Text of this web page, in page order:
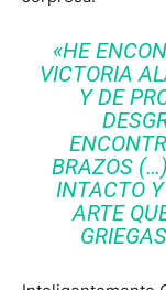
«HE
VICTORIA
Y DE
BRAZOS
INTACTO
ARTE